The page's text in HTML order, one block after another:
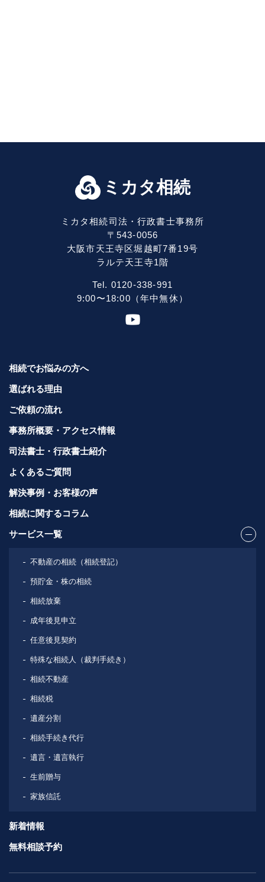
ミカタ相続
ミカタ相続司法・行政書士事務所
〒543-0056
大阪市天王寺区堀越町7番19号
ラルテ天王寺1階
Tel. 0120-338-991
9:00〜18:00（年中無休）
相続でお悩みの方へ
選ばれる理由
ご依頼の流れ
事務所概要・アクセス情報
司法書士・行政書士紹介
よくあるご質問
解決事例・お客様の声
相続に関するコラム
サービス一覧
不動産の相続（相続登記）
預貯金・株の相続
相続放棄
成年後見申立
任意後見契約
特殊な相続人（裁判手続き）
相続不動産
相続税
遺産分割
相続手続き代行
遺言・遺言執行
生前贈与
家族信託
新着情報
無料相談予約